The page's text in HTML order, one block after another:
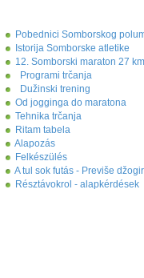
Pobednici Somborskog
Istorija Somborske atletike
12. Somborski maraton 27
Programi trčanja
Dužinski trening
Od jogginga do maratona
Tehnika trčanja
Ritam tabela
Alapozás
Felkészülés
A tul sok futás - Previše
Résztávokrol - alapkérdések